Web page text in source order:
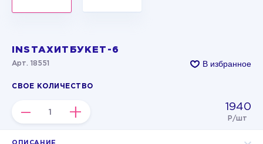
INSTAХИТБУКЕТ-6
Арт. 18551 В избранное
СВОЕ КОЛИЧЕСТВО
– + 1940
Р/шт
ОПИСАНИЕ